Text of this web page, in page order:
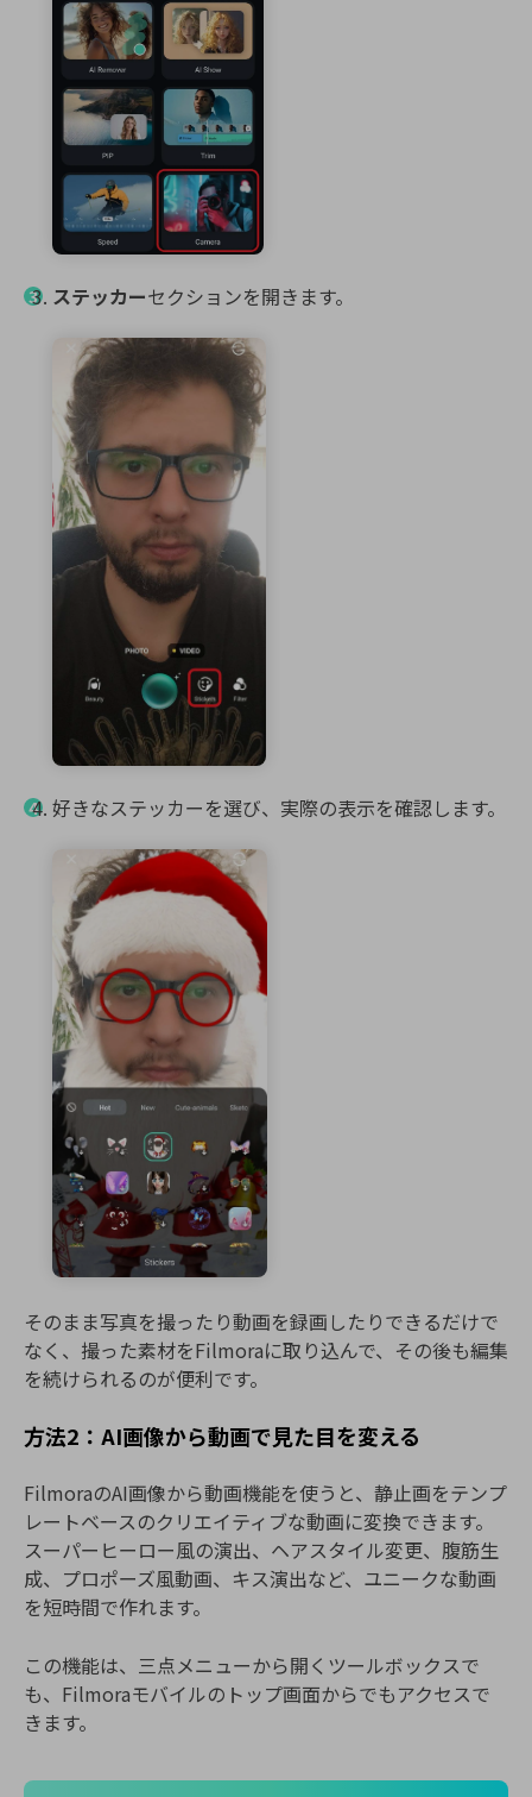
ステッカーセクションを開きます。
好きなステッカーを選び、実際の表示を確認します。
そのまま写真を撮ったり動画を録画したりできるだけで
なく、撮った素材をFilmoraに取り込んで、その後も編集
を続けられるのが便利です。
方法2：AI画像から動画で見た目を変える
FilmoraのAI画像から動画機能を使うと、静止画をテンプ
レートベースのクリエイティブな動画に変換できます。
スーパーヒーロー風の演出、ヘアスタイル変更、腹筋生
成、プロポーズ風動画、キス演出など、ユニークな動画
を短時間で作れます。
この機能は、三点メニューから開くツールボックスで
も、Filmoraモバイルのトップ画面からでもアクセスで
きます。